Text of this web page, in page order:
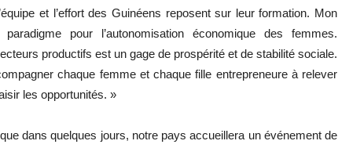
et l’effort des Guinéens reposent sur leur formation. Mon
pour l’autonomisation économique des femmes.
productifs est un gage de prospérité et de stabilité sociale.
chaque femme et chaque fille entrepreneure à relever
les opportunités. »
dans quelques jours, notre pays accueillera un événement de